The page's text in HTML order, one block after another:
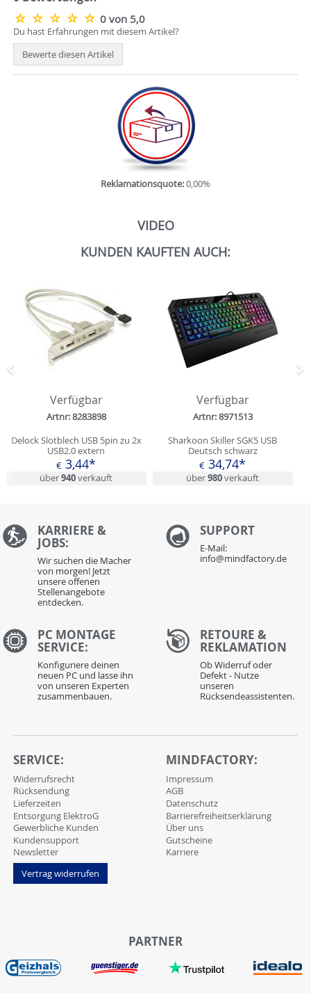
0 von 5,0
Du hast Erfahrungen mit diesem Artikel?
Bewerte diesen Artikel
Reklamationsquote:0,00%
VIDEO
KUNDEN KAUFTEN AUCH:
Verfügbar
Artnr: 8283898
Delock Slotblech USB 5pin zu 2x
USB2.0 extern
€ 3,44*
über940verkauft
Verfügbar
Artnr: 8971513
Sharkoon Skiller SGK5 USB
Deutsch schwarz
(kabelgebunden)
€ 34,74*
über980verkauft
Zurück
KARRIERE &
JOBS:
Wir suchen die Macher
von morgen! Jetzt
unsere offenen
Stellenangebote
entdecken.
SUPPORT
E-Mail:
info@mindfactory.de
PC MONTAGE
SERVICE:
Konfiguriere deinen
neuen PC und lasse ihn
von unseren Experten
zusammenbauen.
RETOURE &
REKLAMATION
Ob Widerruf oder
Defekt - Nutze
unseren
Rücksendeassistenten.
SERVICE:
Widerrufsrecht
Rücksendung
Lieferzeiten
Entsorgung ElektroG
Gewerbliche Kunden
Kundensupport
Newsletter
Vertrag widerrufen
MINDFACTORY:
Impressum
AGB
Datenschutz
Barrierefreiheitserklärung
Über uns
Gutscheine
Karriere
PARTNER